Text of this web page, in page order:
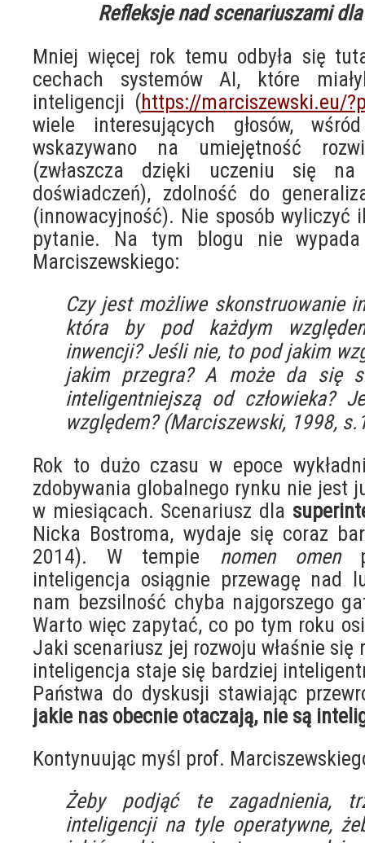
Refleksje nad scenariuszami
Mniej więcej rok temu odbyła się
cechach systemów AI, które
inteligencji (https://marciszewski.eu/
wiele interesujących głosów,
wskazywano na umiejętność
(zwłaszcza dzięki uczeniu się na
doświadczeń), zdolność do
(innowacyjność). Nie sposób wyliczyć
pytanie. Na tym blogu nie
Marciszewskiego:
Czy jest możliwe skonstruowanie
która by pod każdym
inwencji? Jeśli nie, to pod jakim
jakim przegra? A może da się
inteligentniejszą od człowieka?
względem? (Marciszewski, 1998,
Rok to dużo czasu w epoce
zdobywania globalnego rynku nie jest
w miesiącach. Scenariusz dla
Nicka Bostroma, wydaje się coraz
2014). W tempie nomen omen
inteligencja osiągnie przewagę nad
nam bezsilność chyba najgorszego
Warto więc zapytać, co po tym roku
Jaki scenariusz jej rozwoju właśnie się
inteligencja staje się bardziej
Państwa do dyskusji stawiając
jakie nas obecnie otaczają, nie są
Kontynuując myśl prof.
Żeby podjąć te zagadnienia,
inteligencji na tyle operatywne,